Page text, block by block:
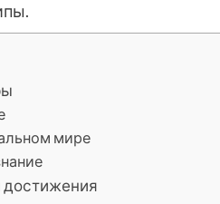
мире
достижения